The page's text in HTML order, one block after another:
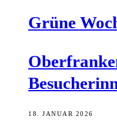
Grü­ne
18. JANUAR 2026